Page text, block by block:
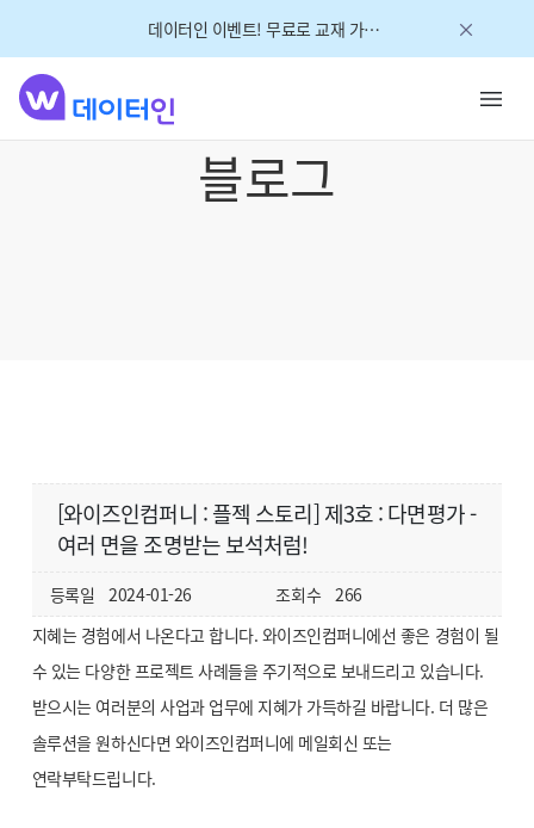
데이터인 이벤트! 무료로 교재 가져가세요!
블로그
[와이즈인컴퍼니 : 플젝 스토리] 제3호 : 다면평가 -
여러 면을 조명받는 보석처럼!
등록일 2024-01-26 조회수
266
지혜는 경험에서 나온다고 합니다. 와이즈인컴퍼니에선 좋은 경험이 될
수 있는 다양한 프로젝트 사례들을 주기적으로 보내드리고 있습니다.
받으시는 여러분의 사업과 업무에 지혜가 가득하길 바랍니다. 더 많은
솔루션을 원하신다면 와이즈인컴퍼니에 메일회신 또는
연락부탁드립니다.